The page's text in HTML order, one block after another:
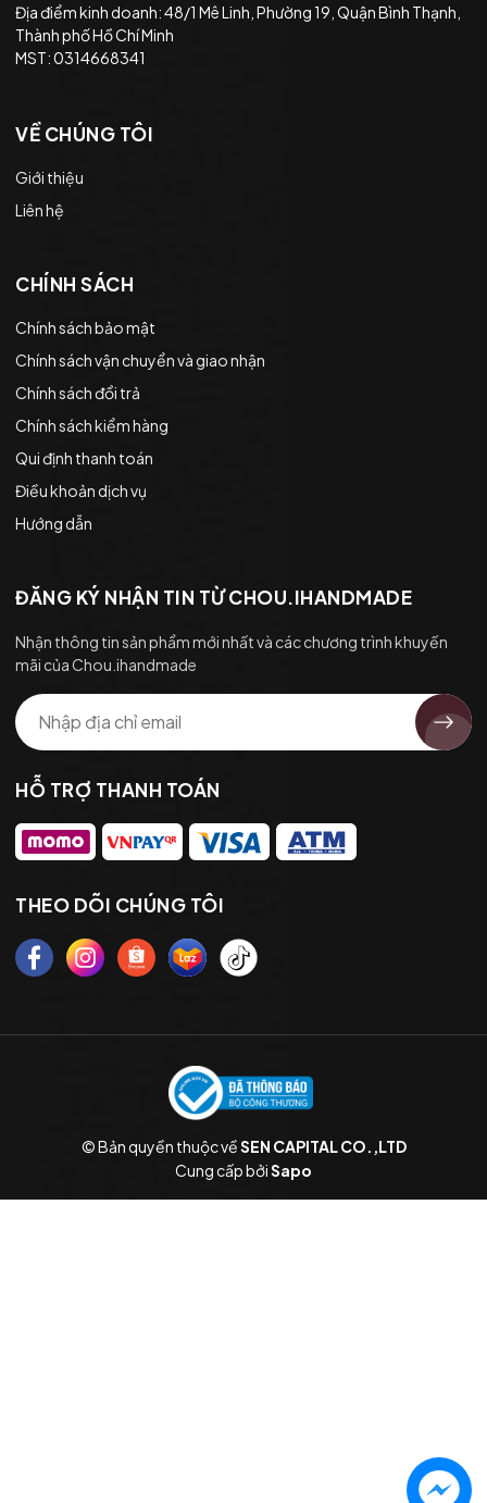
Địa điểm kinh doanh: 48/1 Mê Linh, Phường 19, Quận Bình Thạnh,
Thành phố Hồ Chí Minh
MST: 0314668341
VỀ CHÚNG TÔI
Giới thiệu
Liên hệ
CHÍNH SÁCH
Chính sách bảo mật
Chính sách vận chuyển và giao nhận
Chính sách đổi trả
Chính sách kiểm hàng
Qui định thanh toán
Điều khoản dịch vụ
Hướng dẫn
ĐĂNG KÝ NHẬN TIN TỪ CHOU.IHANDMADE
Nhận thông tin sản phẩm mới nhất và các chương trình khuyến
mãi của Chou.ihandmade
HỖ TRỢ THANH TOÁN
THEO DÕI CHÚNG TÔI
© Bản quyền thuộc vềSEN CAPITAL CO.,LTD
Cung cấp bởiSapo